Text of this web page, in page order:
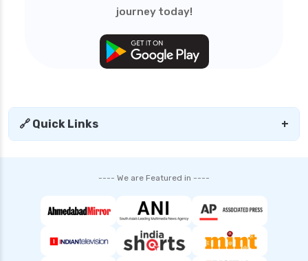
journey today!
🔗 Quick Links +
---- We are Featured in ----